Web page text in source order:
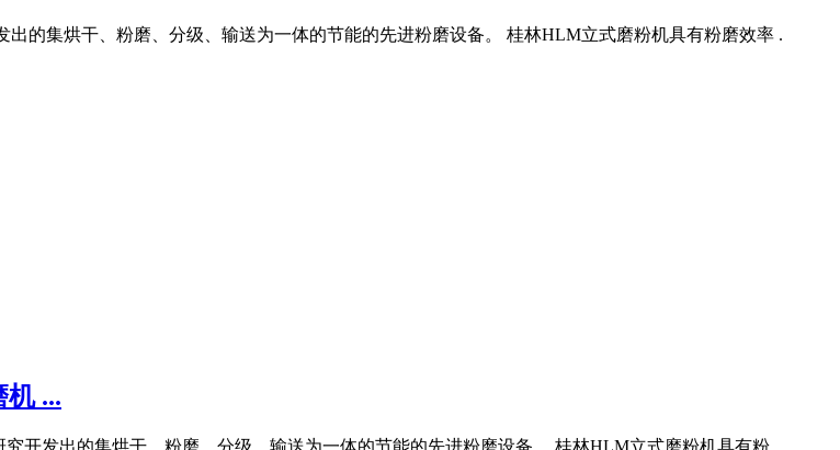
的集烘干、粉磨、分级、输送为一体的节能的先进粉磨设备。 桂林HLM立式磨粉机具有粉磨效率 .
...
开发出的集烘干、粉磨、分级、输送为一体的节能的先进粉磨设备。 桂林HLM立式磨粉机具有粉 .